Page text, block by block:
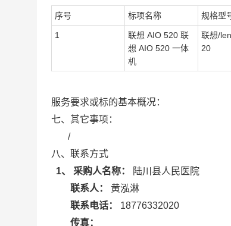
序号 标项名称 规格型
1
联想 AIO 520 联
想 AIO 520 一体
机
联想/
20
服务要求或标的基本概况：
七、其它事项：
/
八、联系方式
1、 采购人名称：
陆川县人民医院
联系人：
黄泓淋
联系电话：
18776332020
传真：